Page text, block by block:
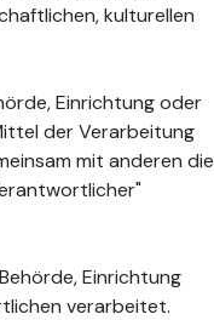
kulturellen
Einrichtung oder
der Verarbeitung
mit anderen die
Einrichtung
verarbeitet.